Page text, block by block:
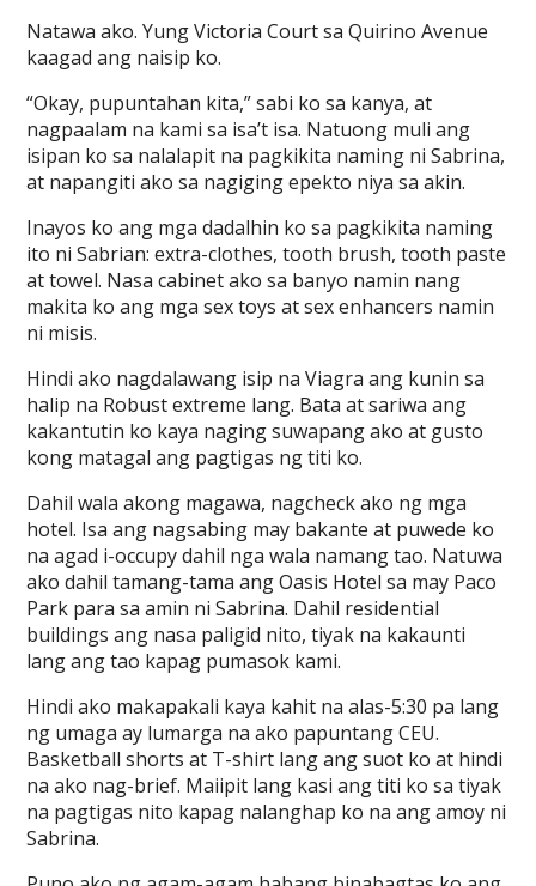
Natawa ako. Yung Victoria Court sa Quirino Avenue
kaagad ang naisip ko.
“Okay, pupuntahan kita,” sabi ko sa kanya, at
nagpaalam na kami sa isa’t isa. Natuong muli ang
isipan ko sa nalalapit na pagkikita naming ni Sabrina,
at napangiti ako sa nagiging epekto niya sa akin.
Inayos ko ang mga dadalhin ko sa pagkikita naming
ito ni Sabrian: extra-clothes, tooth brush, tooth paste
at towel. Nasa cabinet ako sa banyo namin nang
makita ko ang mga sex toys at sex enhancers namin
ni misis.
Hindi ako nagdalawang isip na Viagra ang kunin sa
halip na Robust extreme lang. Bata at sariwa ang
kakantutin ko kaya naging suwapang ako at gusto
kong matagal ang pagtigas ng titi ko.
Dahil wala akong magawa, nagcheck ako ng mga
hotel. Isa ang nagsabing may bakante at puwede ko
na agad i-occupy dahil nga wala namang tao. Natuwa
ako dahil tamang-tama ang Oasis Hotel sa may Paco
Park para sa amin ni Sabrina. Dahil residential
buildings ang nasa paligid nito, tiyak na kakaunti
lang ang tao kapag pumasok kami.
Hindi ako makapakali kaya kahit na alas-5:30 pa lang
ng umaga ay lumarga na ako papuntang CEU.
Basketball shorts at T-shirt lang ang suot ko at hindi
na ako nag-brief. Maiipit lang kasi ang titi ko sa tiyak
na pagtigas nito kapag nalanghap ko na ang amoy ni
Sabrina.